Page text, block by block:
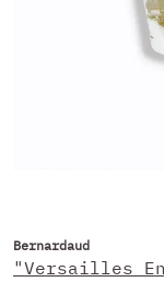
Bernardaud
"Versailles